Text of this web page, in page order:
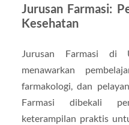
Jurusan Farmasi:
Kesehatan
Jurusan Farmasi di
menawarkan
farmakologi, dan
Farmasi dibekali
keterampilan praktis